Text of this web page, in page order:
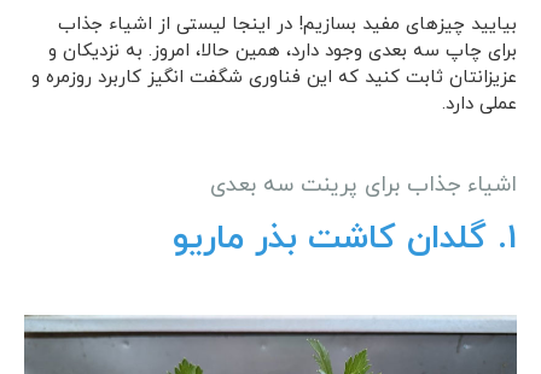
بیایید چیزهای مفید بسازیم! در اینجا لیستی از اشیاء جذاب
برای چاپ سه بعدی وجود دارد، همین حالا، امروز. به نزدیکان و
عزیزانتان ثابت کنید که این فناوری شگفت انگیز کاربرد روزمره و
عملی دارد.
اشیاء جذاب برای پرینت سه بعدی
1. گلدان کاشت بذر ماریو